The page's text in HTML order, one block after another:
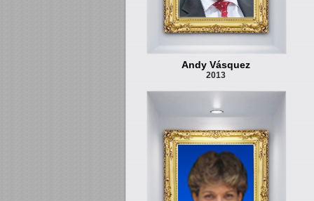
Andy Vásquez
2013